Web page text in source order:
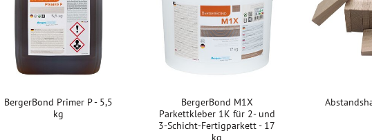
BergerBond Primer P - 5,5
kg
BergerBond M1X
Parkettkleber 1K für 2- und
3-Schicht-Fertigparkett - 17
kg